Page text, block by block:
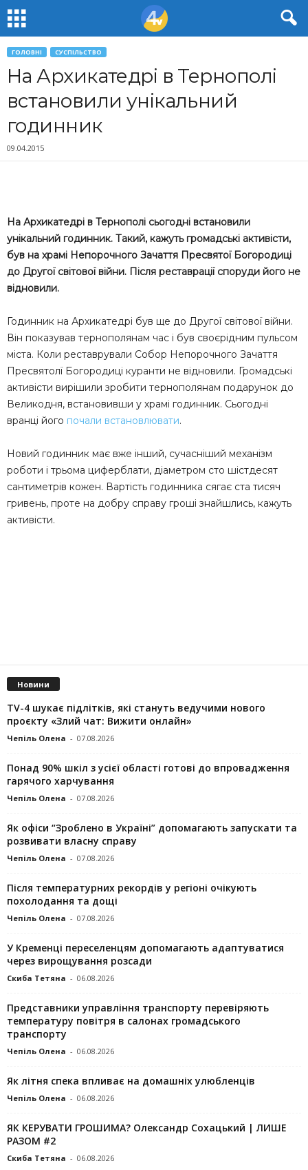
ГОЛОВНІ СУСПІЛЬСТВО
На Архикатедрі в Тернополі
встановили унікальний
годинник
09.04.2015
На Архикатедрі в Тернополі сьогодні встановили
унікальний годинник. Такий, кажуть громадські активісти,
був на храмі Непорочного Зачаття Пресвятої Богородиці
до Другої світової війни. Після реставрації споруди його не
відновили.
Годинник на Архикатедрі був ще до Другої світової війни.
Він показував тернополянам час і був своєрідним пульсом
міста. Коли реставрували Собор Непорочного Зачаття
Пресвятолї Богородиці куранти не відновили. Громадські
активісти вирішили зробити тернополянам подарунок до
Великодня, встановивши у храмі годинник. Сьогодні
вранці його почали встановлювати.
Новий годинник має вже інший, сучасніший механізм
роботи і трьома циферблати, діаметром сто шістдесят
сантиметрів кожен. Вартість годинника сягає ста тисяч
гривень, проте на добру справу гроші знайшлись, кажуть
активісти.
Новини
TV-4 шукає підлітків, які стануть ведучими нового
проєкту «Злий чат: Вижити онлайн»
Чепіль Олена - 07.08.2026
Понад 90% шкіл з усієї області готові до впровадження
гарячого харчування
Чепіль Олена - 07.08.2026
Як офіси “Зроблено в Україні” допомагають запускaти та
розвивати власну справу
Чепіль Олена - 07.08.2026
Після температурних рекордів у регіоні очікують
похолодання та дощі
Чепіль Олена - 07.08.2026
У Кременці переселенцям допомагають адаптуватися
через вирощування розсади
Скиба Тетяна - 06.08.2026
Представники управління транспорту перевіряють
температуру повітря в салонах громадського
транспорту
Чепіль Олена - 06.08.2026
Як літня спека впливає на домашніх улюбленців
Чепіль Олена - 06.08.2026
ЯК КЕРУВАТИ ГРОШИМА? Олександр Сохацький | ЛИШЕ
РАЗОМ #2
Скиба Тетяна - 06.08.2026